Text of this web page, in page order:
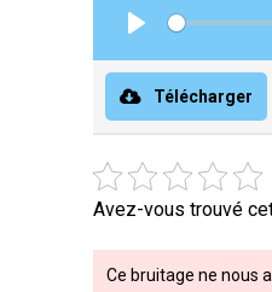
Télécharger
Avez-vous trouvé
Ce bruitage ne nous